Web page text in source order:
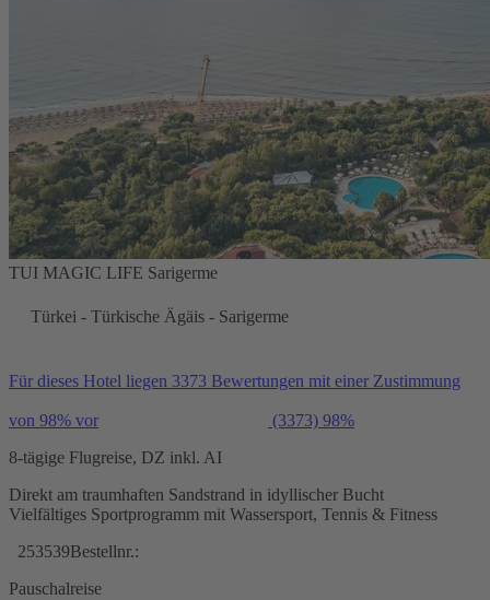
TUI MAGIC LIFE Sarigerme
Türkei - Türkische Ägäis - Sarigerme
Für dieses Hotel liegen 3373 Bewertungen mit einer Zustimmung
von 98% vor (3373) 98%
8-tägige Flugreise, DZ inkl. AI
Direkt am traumhaften Sandstrand in idyllischer Bucht
Vielfältiges Sportprogramm mit Wassersport, Tennis & Fitness
253539Bestellnr.:
Pauschalreise